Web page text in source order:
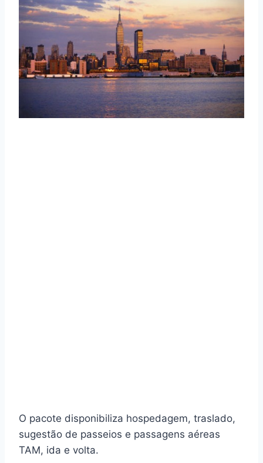
O pacote disponibiliza hospedagem, traslado,
sugestão de passeios e passagens aéreas
TAM, ida e volta.